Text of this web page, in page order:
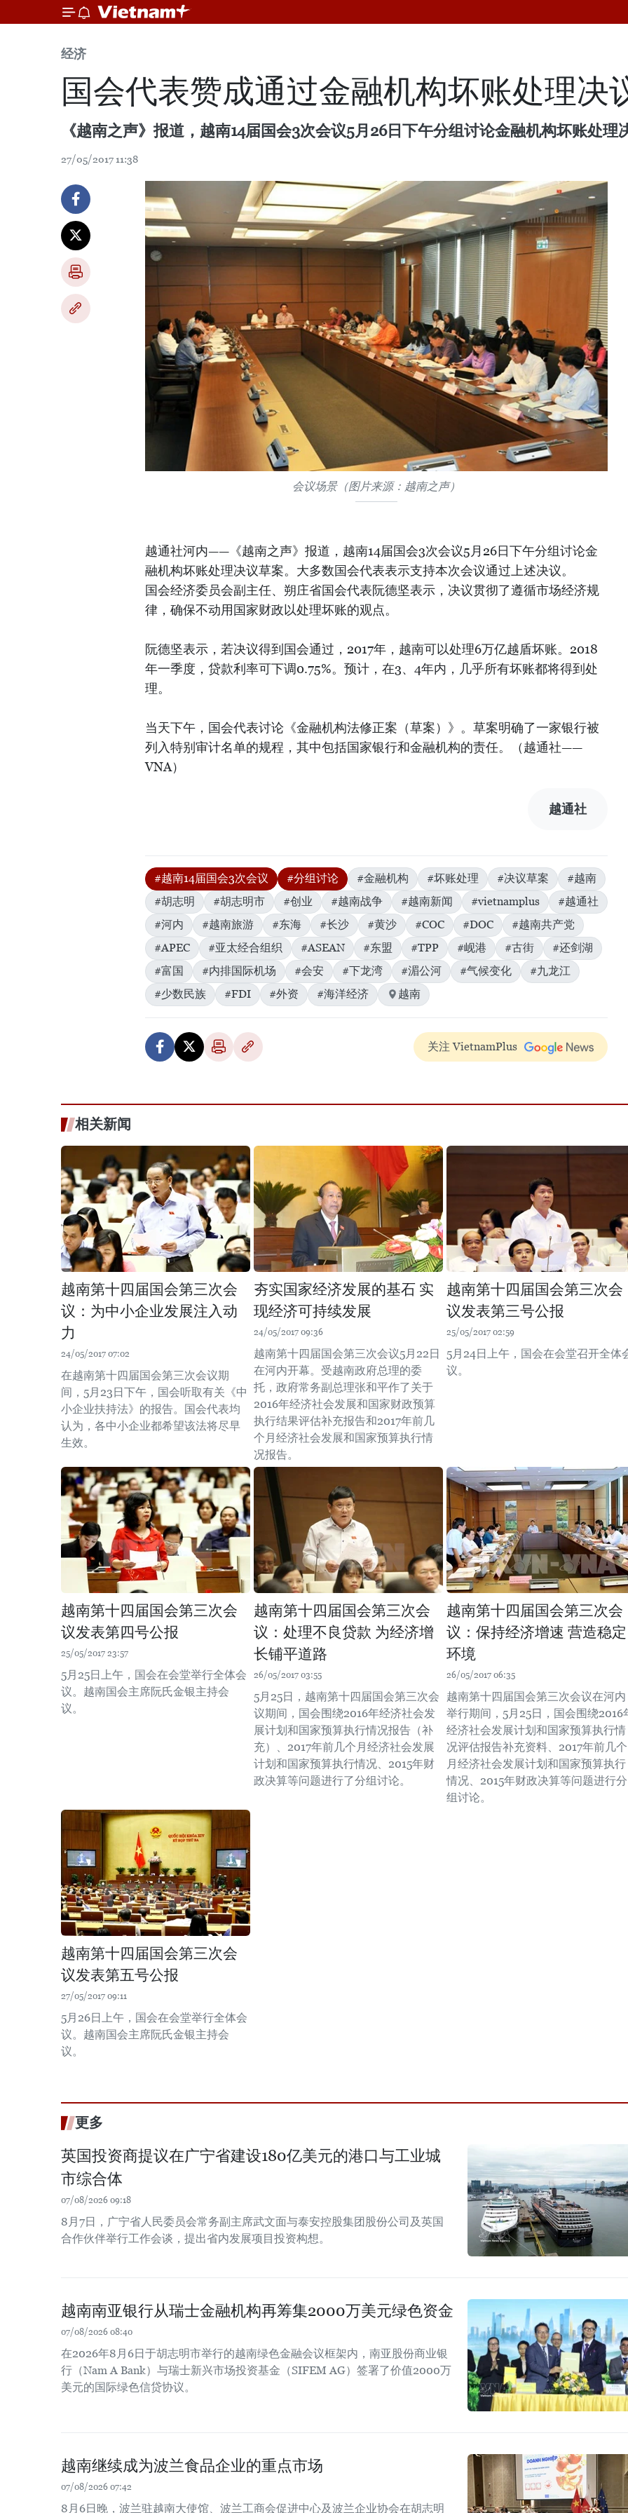
经济
国会代表赞成通过金融机构坏账处理决
《越南之声》报道，越南14届国会3次会议5月26日下午分组讨论金融机构坏账处理
27/05/2017 11:38
会议场景（图片来源：越南之声）
越通社河内——《越南之声》报道，越南14届国会3次会议5月26日下午分组讨论金
融机构坏账处理决议草案。大多数国会代表表示支持本次会议通过上述决议。
国会经济委员会副主任、朔庄省国会代表阮德坚表示，决议贯彻了遵循市场经济规
律，确保不动用国家财政以处理坏账的观点。
阮德坚表示，若决议得到国会通过，2017年，越南可以处理6万亿越盾坏账。2018
年一季度，贷款利率可下调0.75%。预计，在3、4年内，几乎所有坏账都将得到处
理。
当天下午，国会代表讨论《金融机构法修正案（草案）》。草案明确了一家银行被
列入特别审计名单的规程，其中包括国家银行和金融机构的责任。（越通社——
VNA）
越通社
#越南14届国会3次会议 #分组讨论 #金融机构 #坏账处理 #决议草案
#越南
#胡志明
#胡志明市 #创业 #越南战争 #越南新闻 #vietnamplus
#越通社
#河内
#越南旅游 #东海 #长沙 #黄沙 #COC #DOC
#越南共产党
#APEC
#亚太经合组织 #ASEAN #东盟 #TPP #岘港 #古街
#还剑湖
#富国
#内排国际机场 #会安 #下龙湾 #湄公河 #气候变化
#九龙江
#少数民族
#FDI #外资 #海洋经济 越南
关注 VietnamPlus
相关新闻
越南第十四届国会第三次会
议：为中小企业发展注入动
力
24/05/2017 07:02
在越南第十四届国会第三次会议期
间，5月23日下午，国会听取有关《中
小企业扶持法》的报告。国会代表均
认为，各中小企业都希望该法将尽早
生效。
夯实国家经济发展的基石 实
现经济可持续发展
24/05/2017 09:36
越南第十四届国会第三次会议5月22日
在河内开幕。受越南政府总理的委
托，政府常务副总理张和平作了关于
2016年经济社会发展和国家财政预算
执行结果评估补充报告和2017年前几
个月经济社会发展和国家预算执行情
况报告。
越南第十四届国会第三次会
议发表第三号公报
25/05/2017 02:59
5月24日上午，国会在会堂召开全体
议。
越南第十四届国会第三次会
议发表第四号公报
25/05/2017 23:57
5月25日上午，国会在会堂举行全体会
议。越南国会主席阮氏金银主持会
议。
越南第十四届国会第三次会
议：处理不良贷款 为经济增
长铺平道路
26/05/2017 03:55
5月25日，越南第十四届国会第三次会
议期间，国会围绕2016年经济社会发
展计划和国家预算执行情况报告（补
充）、2017年前几个月经济社会发展
计划和国家预算执行情况、2015年财
政决算等问题进行了分组讨论。
越南第十四届国会第三次会
议：保持经济增速 营造稳定
环境
26/05/2017 06:35
越南第十四届国会第三次会议在河内
举行期间，5月25日，国会围绕2016
经济社会发展计划和国家预算执行情
况评估报告补充资料、2017年前几个
月经济社会发展计划和国家预算执行
情况、2015年财政决算等问题进行分
组讨论。
越南第十四届国会第三次会
议发表第五号公报
27/05/2017 09:11
5月26日上午，国会在会堂举行全体会
议。越南国会主席阮氏金银主持会
议。
更多
英国投资商提议在广宁省建设180亿美元的港口与工业城
市综合体
07/08/2026 09:18
8月7日，广宁省人民委员会常务副主席武文面与泰安控股集团股份公司及英国
合作伙伴举行工作会谈，提出省内发展项目投资构想。
越南南亚银行从瑞士金融机构再筹集2000万美元绿色资金
07/08/2026 08:40
在2026年8月6日于胡志明市举行的越南绿色金融会议框架内，南亚股份商业银
行（Nam A Bank）与瑞士新兴市场投资基金（SIFEM AG）签署了价值2000万
美元的国际绿色信贷协议。
越南继续成为波兰食品企业的重点市场
07/08/2026 07:42
8月6日晚，波兰驻越南大使馆、波兰工商会促进中心及波兰企业协会在胡志明